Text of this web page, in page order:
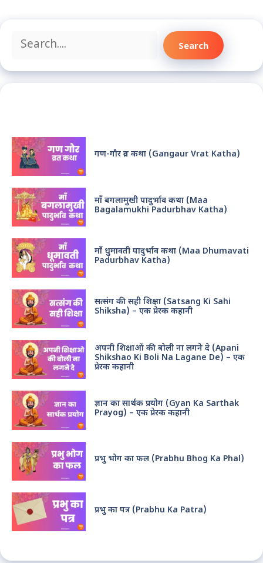
Search Search
गण-गौर व्रत कथा (Gangaur Vrat Katha)
माँ बगलामुखी पादुर्भाव कथा (Maa
Bagalamukhi Padurbhav Katha)
माँ धुमावती पादुर्भाव कथा (Maa Dhumavati
Padurbhav Katha)
सत्संग की सही शिक्षा (Satsang Ki Sahi
Shiksha) – एक प्रेरक कहानी
अपनी शिक्षाओं की बोली ना लगने दे (Apani
Shikshao Ki Boli Na Lagane De) – एक
प्रेरक कहानी
ज्ञान का सार्थक प्रयोग (Gyan Ka Sarthak
Prayog) – एक प्रेरक कहानी
प्रभु भोग का फल (Prabhu Bhog Ka Phal)
प्रभु का पत्र (Prabhu Ka Patra)